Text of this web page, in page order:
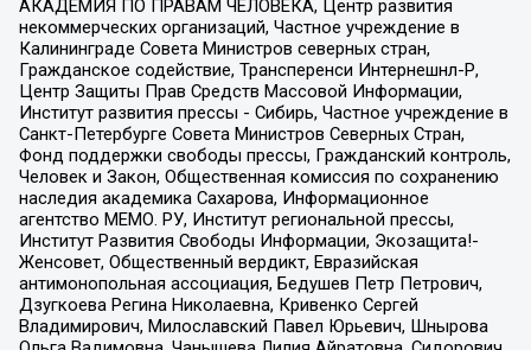
АКАДЕМИЯ ПО ПРАВАМ ЧЕЛОВЕКА, Центр развития
некоммерческих организаций, Частное учреждение в
Калининграде Совета Министров северных стран,
Гражданское содействие, Трансперенси Интернешнл-Р,
Центр Защиты Прав Средств Массовой Информации,
Институт развития прессы - Сибирь, Частное учреждение в
Санкт-Петербурге Совета Министров Северных Стран,
Фонд поддержки свободы прессы, Гражданский контроль,
Человек и Закон, Общественная комиссия по сохранению
наследия академика Сахарова, Информационное
агентство МЕМО. РУ, Институт региональной прессы,
Институт Развития Свободы Информации, Экозащита!-
Женсовет, Общественный вердикт, Евразийская
антимонопольная ассоциация, Бедушев Петр Петрович,
Дзугкоева Регина Николаевна, Кривенко Сергей
Владимирович, Милославский Павел Юрьевич, Шнырова